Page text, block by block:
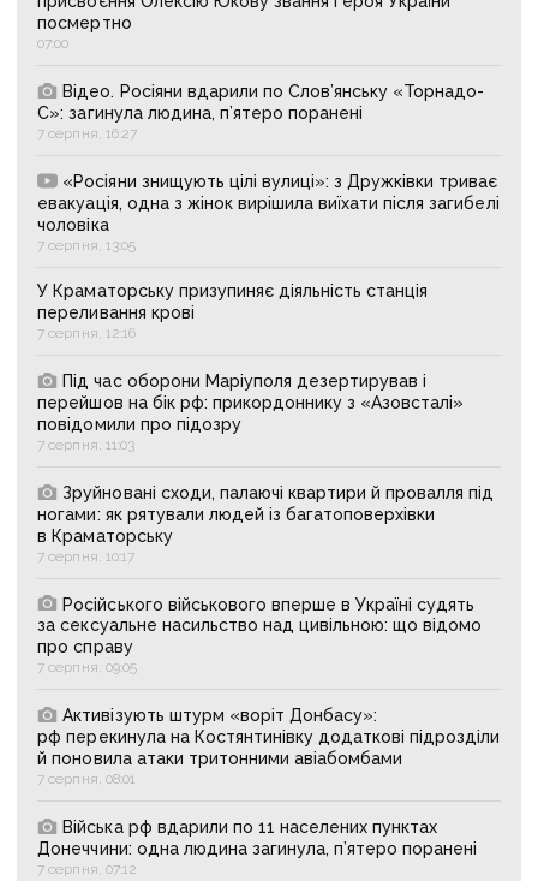
посмертно
07:00
Відео. Росіяни вдарили по Слов’янську «Торнадо-
С»: загинула людина, п’ятеро поранені
7 серпня, 16:27
«Росіяни знищують цілі вулиці»: з Дружківки триває
евакуація, одна з жінок вирішила виїхати після загибелі
чоловіка
7 серпня, 13:05
У Краматорську призупиняє діяльність станція
переливання крові
7 серпня, 12:16
Під час оборони Маріуполя дезертирував і
перейшов на бік рф: прикордоннику з «Азовсталі»
повідомили про підозру
7 серпня, 11:03
Зруйновані сходи, палаючі квартири й провалля під
ногами: як рятували людей із багатоповерхівки
в Краматорську
7 серпня, 10:17
Російського військового вперше в Україні судять
за сексуальне насильство над цивільною: що відомо
про справу
7 серпня, 09:05
Активізують штурм «воріт Донбасу»:
рф перекинула на Костянтинівку додаткові підрозділи
й поновила атаки тритонними авіабомбами
7 серпня, 08:01
Війська рф вдарили по 11 населених пунктах
Донеччини: одна людина загинула, п’ятеро поранені
7 серпня, 07:12